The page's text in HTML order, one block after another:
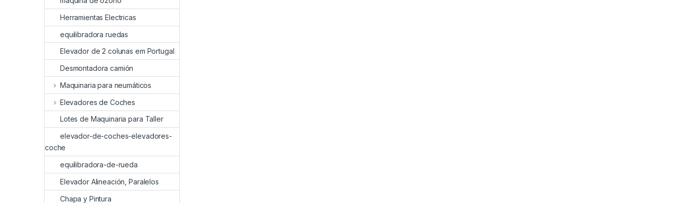
Herramientas Electricas
equilibradora ruedas
Elevador de 2 colunas em Portugal
Desmontadora camión
Maquinaria para neumáticos
Elevadores de Coches
Lotes de Maquinaria para Taller
elevador-de-coches-elevadores-
coche
equilibradora-de-rueda
Elevador Alineación, Paralelos
Chapa y Pintura